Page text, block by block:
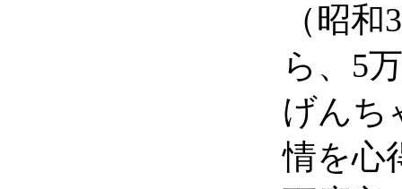
（昭
ら、5
げんち
情を心